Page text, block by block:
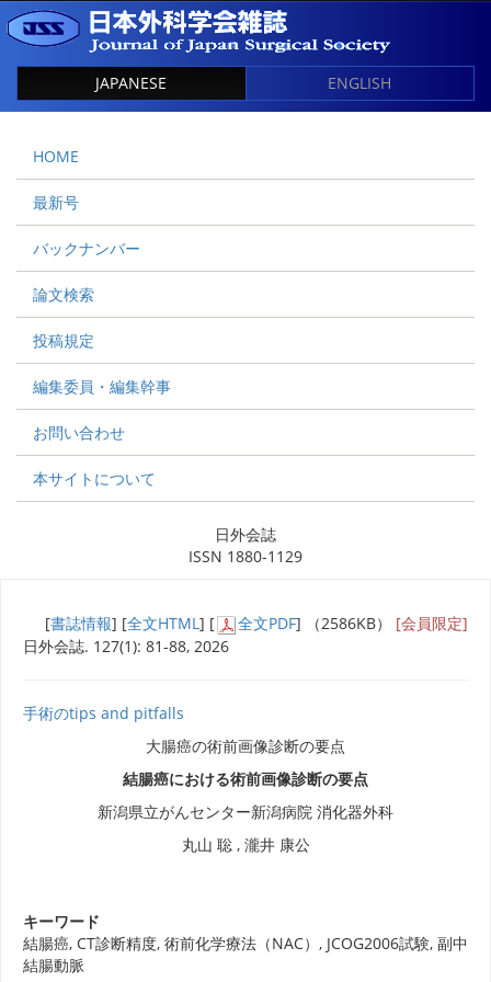
JAPANESE ENGLISH
HOME
最新号
バックナンバー
論文検索
投稿規定
編集委員・編集幹事
お問い合わせ
本サイトについて
日外会誌
ISSN 1880-1129
[書誌情報] [全文HTML] [ 全文PDF] （2586KB） [会員限定]
日外会誌. 127(1): 81-88, 2026
手術のtips and pitfalls
大腸癌の術前画像診断の要点
結腸癌における術前画像診断の要点
新潟県立がんセンター新潟病院 消化器外科
丸山 聡 , 瀧井 康公
キーワード
結腸癌, CT診断精度, 術前化学療法（NAC）, JCOG2006試験, 副中
結腸動脈